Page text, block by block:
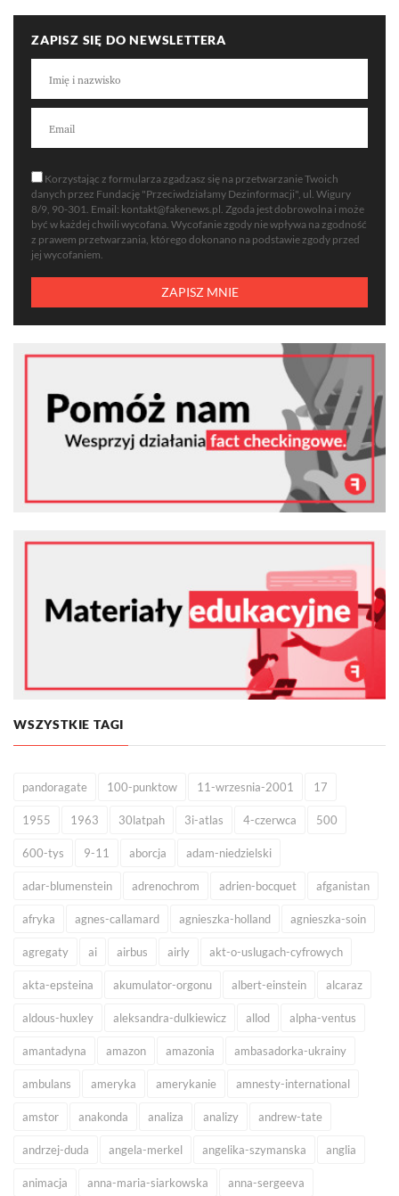
ZAPISZ SIĘ DO NEWSLETTERA
Korzystając z formularza zgadzasz się na przetwarzanie Twoich
danych przez Fundację "Przeciwdziałamy Dezinformacji", ul. Wigury
8/9, 90-301. Email: kontakt@fakenews.pl . Zgoda jest dobrowolna i może
być w każdej chwili wycofana. Wycofanie zgody nie wpływa na zgodność
z prawem przetwarzania, którego dokonano na podstawie zgody przed
jej wycofaniem.
WSZYSTKIE TAGI
pandoragate 100-punktow 11-wrzesnia-2001 17
1955 1963 30latpah 3i-atlas 4-czerwca 500
600-tys 9-11 aborcja adam-niedzielski
adar-blumenstein adrenochrom adrien-bocquet afganistan
afryka agnes-callamard agnieszka-holland agnieszka-soin
agregaty ai airbus airly akt-o-uslugach-cyfrowych
akta-epsteina akumulator-orgonu albert-einstein alcaraz
aldous-huxley aleksandra-dulkiewicz allod alpha-ventus
amantadyna amazon amazonia ambasadorka-ukrainy
ambulans ameryka amerykanie amnesty-international
amstor anakonda analiza analizy andrew-tate
andrzej-duda angela-merkel angelika-szymanska anglia
animacja anna-maria-siarkowska anna-sergeeva